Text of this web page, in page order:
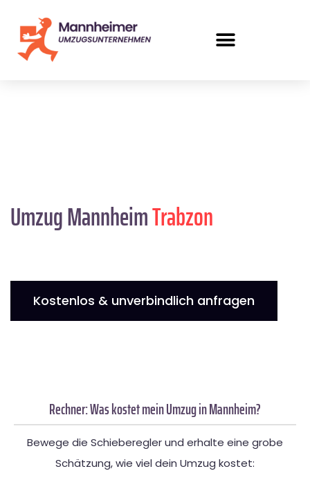
Umzug MannheimTrabzon
Kostenlos & unverbindlich anfragen
Rechner: Was kostet mein Umzug in Mannheim?
Bewege die Schieberegler und erhalte eine grobe
Schätzung, wie viel dein Umzug kostet: